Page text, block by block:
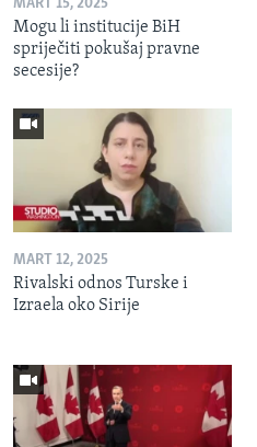
MART 15, 2025
Mogu li institucije BiH
spriječiti pokušaj pravne
secesije?
MART 12, 2025
Rivalski odnos Turske i
Izraela oko Sirije